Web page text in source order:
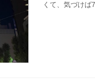
くて、気づけ